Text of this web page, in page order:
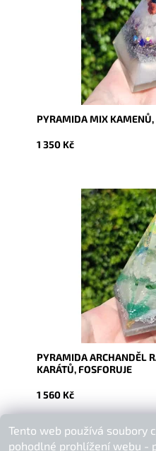
PYRAMIDA MIX KAMENŮ,
1 350 Kč
Dostupnost:
Vyprodáno
9220
PYRAMIDA ARCHANDĚL
KARÁTŮ, FOSFORUJE
1 560 Kč
Buďte první, kdo napíše
Tento web používá soubory
pohodlné prohlížení webu -